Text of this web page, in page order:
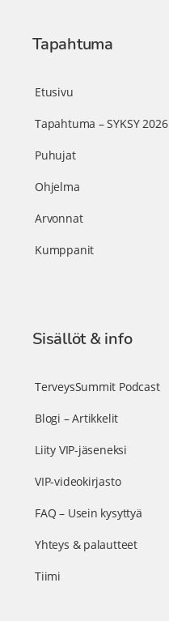
Tapahtuma
Etusivu
Tapahtuma – SYKSY 2026
Puhujat
Ohjelma
Arvonnat
Kumppanit
Sisällöt & info
TerveysSummit Podcast
Blogi – Artikkelit
Liity VIP-jäseneksi
VIP-videokirjasto
FAQ – Usein kysyttyä
Yhteys & palautteet
Tiimi